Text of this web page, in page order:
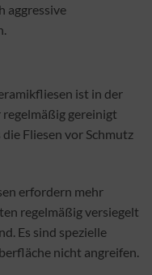
aggressive
ist in der
regelmäßig gereinigt
Fliesen vor Schmutz
erfordern mehr
regelmäßig versiegelt
Es sind spezielle
nicht angreifen.